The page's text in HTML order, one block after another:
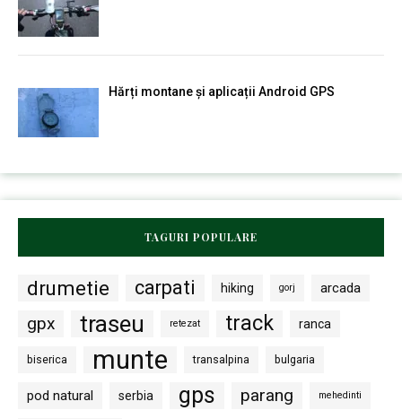
Hărți montane și aplicații Android GPS
TAGURI POPULARE
drumetie carpati hiking gorj arcada
gpx traseu retezat track ranca
biserica munte transalpina bulgaria
pod natural serbia gps parang mehedinti